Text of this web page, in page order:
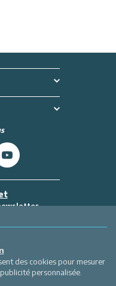
des cookies pour mesurer
personnalisée.